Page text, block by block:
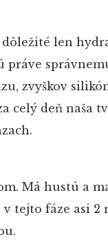
dôležité len
práve
zvyškov
celý deň naša
Má hustú a
v tejto fáze asi